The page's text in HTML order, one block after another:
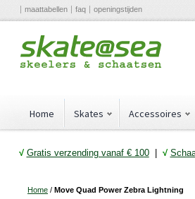
maattabellen faq openingstijden
Home Skates Accessoires
√ Gratis verzending vanaf € 100| √
Home / Move Quad Power Zebra Lightning